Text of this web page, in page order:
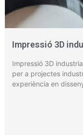
Impressió 3D
Impressió 3D
per a projectes
experiència en